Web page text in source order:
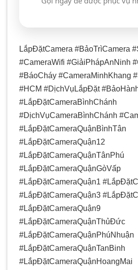
LắpĐặtCamera #BảoTrìCamera
#CameraWifi #GiảiPhápAnNinh
#BáoCháy #CameraMinhKhang
#HCM #DịchVụLắpĐặt
#LắpĐặtCameraBìnhChánh
#DịchVụCameraBìnhChánh
#LắpĐặtCameraQuậnBìnhTân
#LắpĐặtCameraQuận12
#LắpĐặtCameraQuậnTânPhú
#LắpĐặtCameraQuậnGòVấp
#LắpĐặtCameraQuận1
#LắpĐặtCameraQuận3
#LắpĐặtCameraQuận9
#LắpĐặtCameraQuậnThủĐức
#LắpĐặtCameraQuậnPhúNhuận
#LắpĐặtCameraQuậnTanBinh
#LắpĐặtCameraQuậnHoangMai